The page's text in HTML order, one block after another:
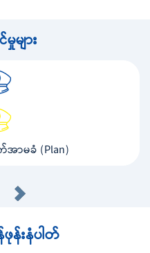
များ
ာမခံ (Plan)
းနံပါတ်